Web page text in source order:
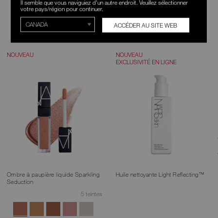
POUR VOUS
NOUVEAU
Ombre à paupière liquide Sparkling
Seduction
5 teintes
NOUVEAU
EXCLUSIVITÉ EN LIGNE
Huile nettoyante Light Reflecting™​​​​​​​
Il semble que vous naviguiez d'un autre endroit. Veuillez sélectionner
votre pays/région pour continuer.
ACCÉDER AU SITE WEB